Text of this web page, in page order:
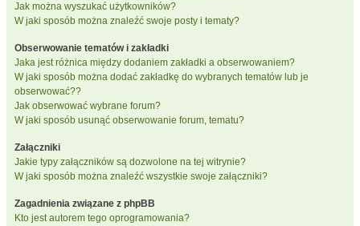
Jak można wyszukać użytkowników?
W jaki sposób można znaleźć swoje posty i tematy?
Obserwowanie tematów i zakładki
Jaka jest różnica między dodaniem zakładki a obserwowaniem?
W jaki sposób można dodać zakładkę do wybranych tematów lub je
obserwować??
Jak obserwować wybrane forum?
W jaki sposób usunąć obserwowanie forum, tematu?
Załączniki
Jakie typy załączników są dozwolone na tej witrynie?
W jaki sposób można znaleźć wszystkie swoje załączniki?
Zagadnienia związane z phpBB
Kto jest autorem tego oprogramowania?